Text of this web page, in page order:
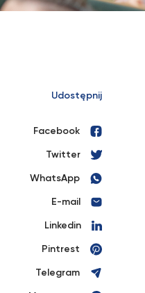
Udostępnij
Facebook
Twitter
WhatsApp
E-mail
Linkedin
Pintrest
Telegram